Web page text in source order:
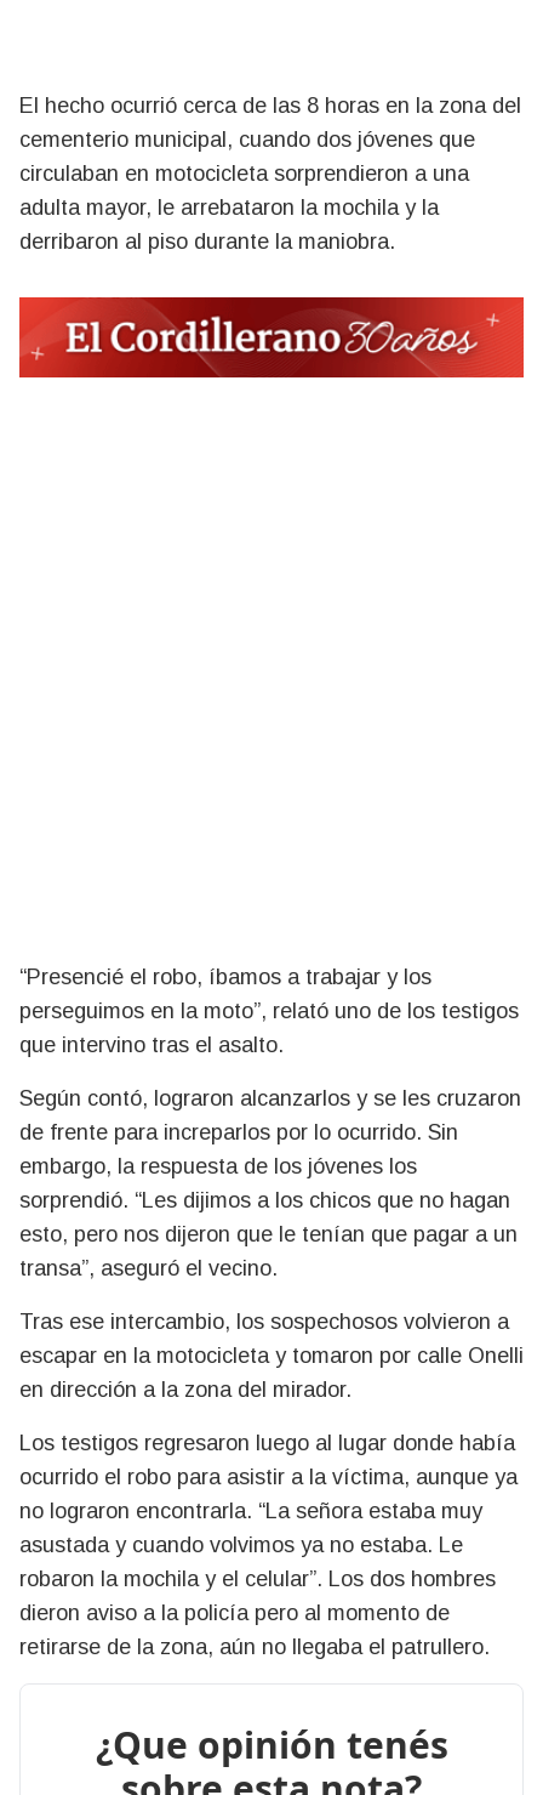
El hecho ocurrió cerca de las 8 horas en la zona del
cementerio municipal, cuando dos jóvenes que
circulaban en motocicleta sorprendieron a una
adulta mayor, le arrebataron la mochila y la
derribaron al piso durante la maniobra.
“Presencié el robo, íbamos a trabajar y los
perseguimos en la moto”, relató uno de los testigos
que intervino tras el asalto.
Según contó, lograron alcanzarlos y se les cruzaron
de frente para increparlos por lo ocurrido. Sin
embargo, la respuesta de los jóvenes los
sorprendió. “Les dijimos a los chicos que no hagan
esto, pero nos dijeron que le tenían que pagar a un
transa”, aseguró el vecino.
Tras ese intercambio, los sospechosos volvieron a
escapar en la motocicleta y tomaron por calle Onelli
en dirección a la zona del mirador.
Los testigos regresaron luego al lugar donde había
ocurrido el robo para asistir a la víctima, aunque ya
no lograron encontrarla. “La señora estaba muy
asustada y cuando volvimos ya no estaba. Le
robaron la mochila y el celular”. Los dos hombres
dieron aviso a la policía pero al momento de
retirarse de la zona, aún no llegaba el patrullero.
¿Que opinión tenés